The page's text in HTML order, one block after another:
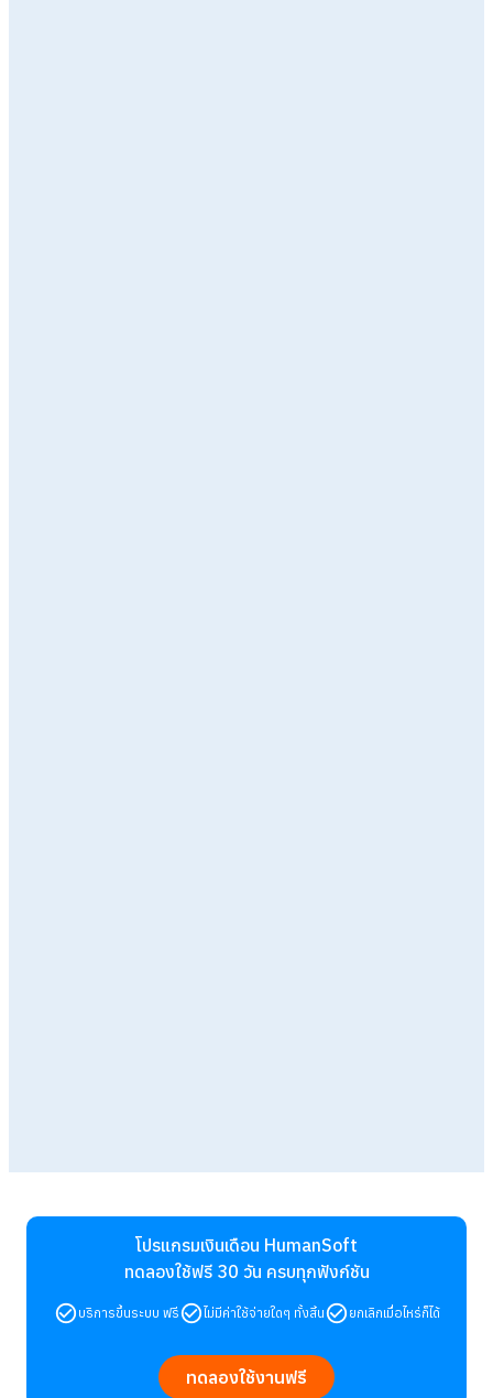
โปรแกรมเงินเดือน HumanSoft
ทดลองใช้ฟรี 30 วัน ครบทุกฟังก์ชัน
บริการขึ้นระบบ ฟรี ไม่มีค่าใช้จ่ายใดๆ ทั้งสิ้น ยกเลิกเมื่อไหร่ก็ได้
ทดลองใช้งานฟรี